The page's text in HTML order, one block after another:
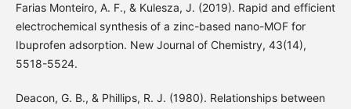
Farias Monteiro, A. F., & Kulesza, J. (2019). Rapid and efficient
electrochemical synthesis of a zinc-based nano-MOF for
Ibuprofen adsorption. New Journal of Chemistry, 43(14),
5518-5524.
Deacon, G. B., & Phillips, R. J. (1980). Relationships between